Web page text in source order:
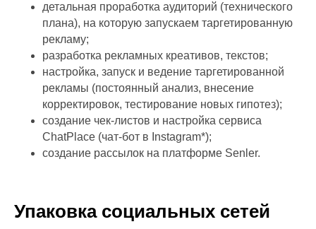
детальная проработка аудиторий (технического
плана), на которую запускаем таргетированную
рекламу;
разработка рекламных креативов, текстов;
настройка, запуск и ведение таргетированной
рекламы (постоянный анализ, внесение
корректировок, тестирование новых гипотез);
создание чек-листов и настройка сервиса
ChatPlace (чат-бот в Instagram*);
создание рассылок на платформе Senler.
Упаковка социальных сетей